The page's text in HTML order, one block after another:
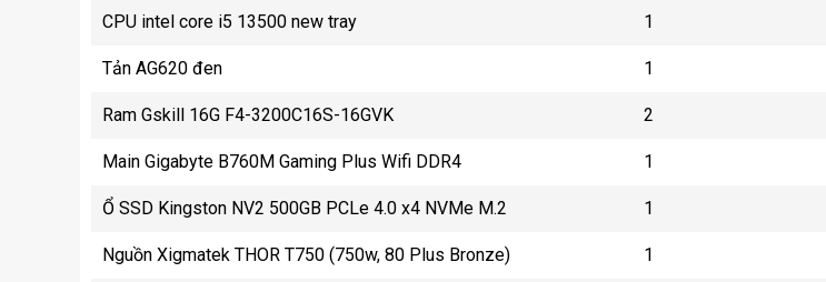
CPU intel core i5 13500 new tray 1
Tản AG620 đen 1
Ram Gskill 16G F4-3200C16S-16GVK 2
Main Gigabyte B760M Gaming Plus Wifi DDR4 1
Ổ SSD Kingston NV2 500GB PCLe 4.0 x4 NVMe M.2 1
Nguồn Xigmatek THOR T750 (750w, 80 Plus Bronze) 1